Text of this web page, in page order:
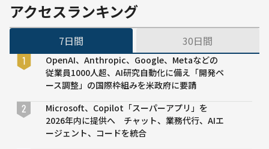
ーダ
ンビ
アクセスランキング
7日間 30日間
OpenAI、Anthropic、Google、Metaなどの
従業員1000人超、AI研究自動化に備え「開発ペ
ース調整」の国際枠組みを米政府に要請
Microsoft、Copilot「スーパーアプリ」を
2026年内に提供へ チャット、業務代行、AIエ
ージェント、コードを統合